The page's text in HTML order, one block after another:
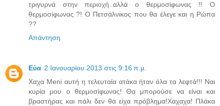
τριγυρνά στην περιοχή..αλλά ο θερμοσίφωνας !! Ο
θερμοσίφωνας ?! Ο Πετσάλνικος που θα έλεγε και η Ρώπα
??
Απάντηση
Εύα 2 Ιανουαρίου 2013 στις 9:16 π.μ.
Χαχα Meni αυτή η τελευταία ατάκα ήταν όλα τα λεφτά!!! Ναι
κυρία μου ο θερμοσίφωνας! Θα μπορούσε να είναι και
βραστήρας και πάλι δεν θα είχα πρόβλημα!Χαχαχα! Πλάκα